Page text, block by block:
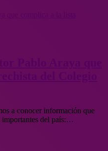
a conocer información que
importantes del país:…